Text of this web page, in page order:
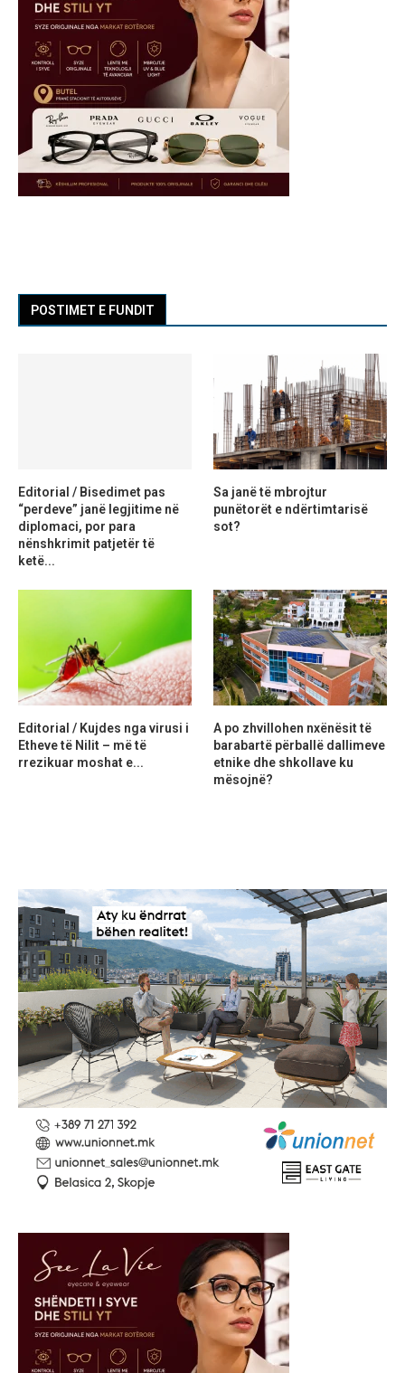
POSTIMET E FUNDIT
Editorial / Bisedimet pas
“perdeve” janë legjitime në
diplomaci, por para
nënshkrimit patjetër të
ketë...
Sa janë të mbrojtur
punëtorët e ndërtimtarisë
sot?
Editorial / Kujdes nga virusi i
Etheve të Nilit – më të
rrezikuar moshat e...
A po zhvillohen nxënësit të
barabartë përballë dallimeve
etnike dhe shkollave ku
mësojnë?